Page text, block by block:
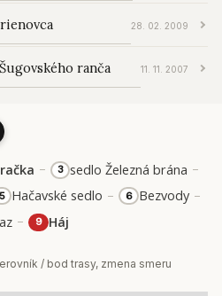
– 3 sedlo Železná brána –
5 Hačavské sedlo – 6 Bezvody –
– 9 Háj
/ bod trasy, zmena smeru
28. 02. 2009
ranča 11. 11. 2007